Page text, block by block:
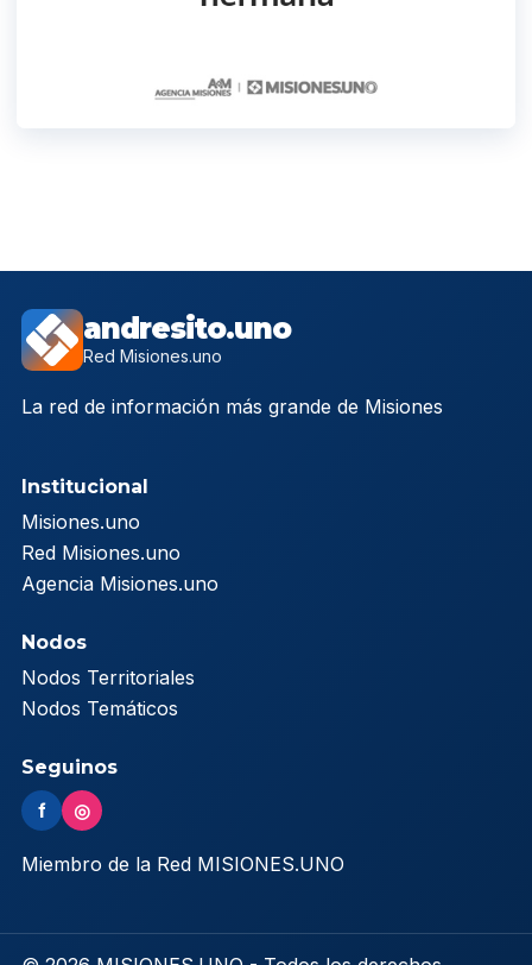
andresito.uno
Red Misiones.uno
La red de información más grande de Misiones
Institucional
Misiones.uno
Red Misiones.uno
Agencia Misiones.uno
Nodos
Nodos Territoriales
Nodos Temáticos
Seguinos
f ◎
Miembro de la Red MISIONES.UNO